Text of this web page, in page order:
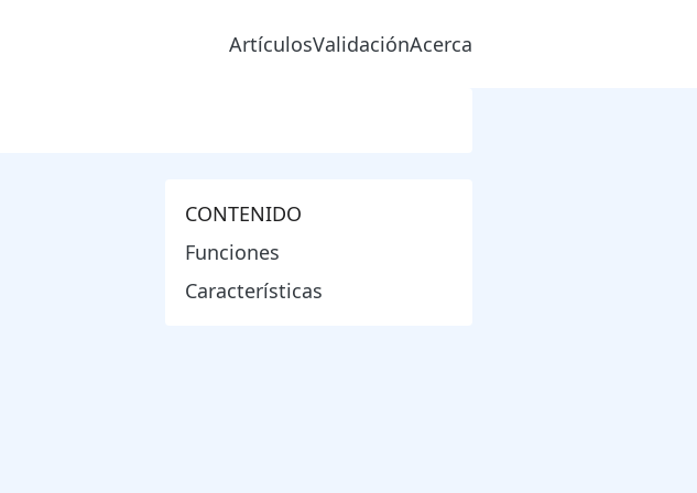
ArtículosValidaciónAcerca
CONTENIDO
Funciones
Características